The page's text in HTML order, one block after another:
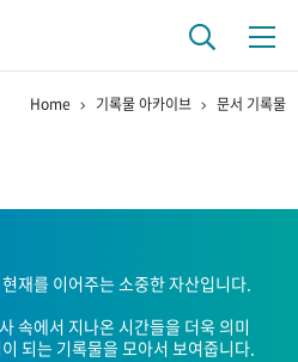
연구 역사
연구자들
Home 기록물 아카이브 문서 기록물
재를 이어주는 소중한 자산입니다.
속에서 지나온 시간들을 더욱 의미
되는 기록물을 모아서 보여줍니다.